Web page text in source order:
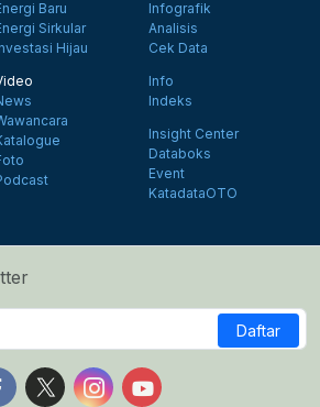
Baru
Sirkular
Hijau
Infografik
Analisis
Cek Data
Info
Indeks
Insight Center
Databoks
Event
KatadataOTO
Daftar
Follow us on Facebook
Follow us on X
Follow us on Instagram
Follow us on